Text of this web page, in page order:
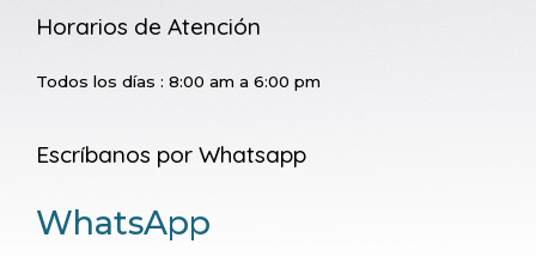
Horarios de Atención
Todos los días : 8:00 am a 6:00 pm
Escríbanos por Whatsapp
WhatsApp